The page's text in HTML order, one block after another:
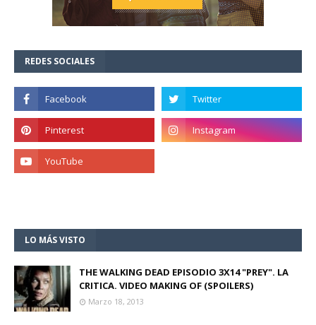
REDES SOCIALES
LO MÁS VISTO
THE WALKING DEAD EPISODIO 3X14 "PREY". LA
CRITICA. VIDEO MAKING OF (SPOILERS)
Marzo 18, 2013